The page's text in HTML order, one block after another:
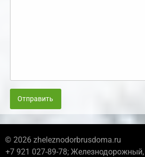
Отправить
© 2026 zheleznodorbrusdoma.ru
+7 921 027-89-78;